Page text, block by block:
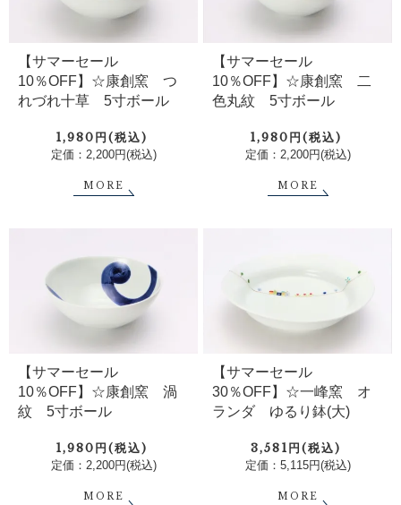
【サマーセール
10％OFF】☆康創窯 つ
れづれ十草 5寸ボール
1,980円(税込)
定価：2,200円(税込)
MORE
【サマーセール
10％OFF】☆康創窯 二
色丸紋 5寸ボール
1,980円(税込)
定価：2,200円(税込)
MORE
【サマーセール
10％OFF】☆康創窯 渦
紋 5寸ボール
1,980円(税込)
定価：2,200円(税込)
MORE
【サマーセール
30％OFF】☆一峰窯 オ
ランダ ゆるり鉢(大)
3,581円(税込)
定価：5,115円(税込)
MORE